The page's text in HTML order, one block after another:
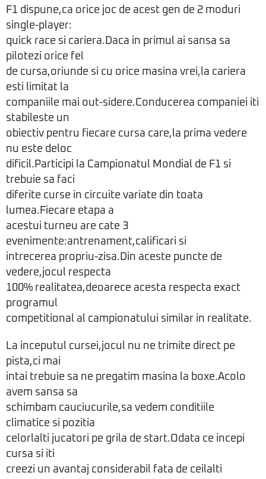
F1 dispune,ca orice joc de acest gen de 2 moduri
single-player:
quick race si cariera.Daca in primul ai sansa sa
pilotezi orice fel
de cursa,oriunde si cu orice masina vrei,la cariera
esti limitat la
companiile mai out-sidere.Conducerea companiei iti
stabileste un
obiectiv pentru fiecare cursa care,la prima vedere
nu este deloc
dificil.Participi la Campionatul Mondial de F1 si
trebuie sa faci
diferite curse in circuite variate din toata
lumea.Fiecare etapa a
acestui turneu are cate 3
evenimente:antrenament,calificari si
intrecerea propriu-zisa.Din aceste puncte de
vedere,jocul respecta
100% realitatea,deoarece acesta respecta exact
programul
competitional al campionatului similar in realitate.
La inceputul cursei,jocul nu ne trimite direct pe
pista,ci mai
intai trebuie sa ne pregatim masina la boxe.Acolo
avem sansa sa
schimbam cauciucurile,sa vedem conditiile
climatice si pozitia
celorlalti jucatori pe grila de start.Odata ce incepi
cursa si iti
creezi un avantaj considerabil fata de ceilalti